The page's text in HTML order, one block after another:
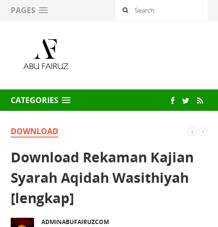
PAGES
CATEGORIES
DOWNLOAD
Download Rekaman Kajian
Syarah Aqidah Wasithiyah
[lengkap]
ADMINABUFAIRUZCOM